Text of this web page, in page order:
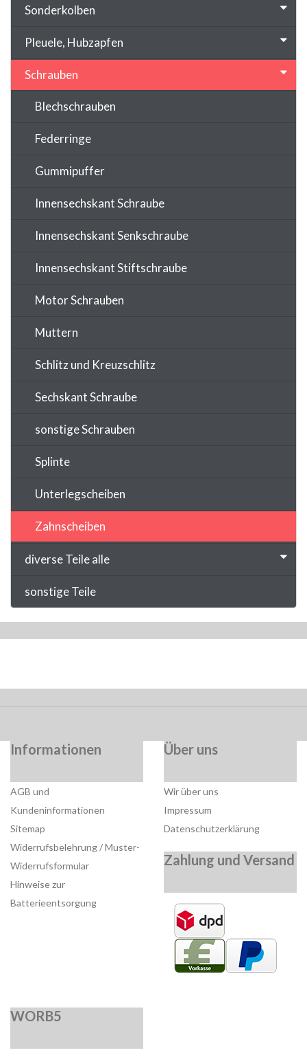
Sonderkolben
Pleuele, Hubzapfen
Schrauben
Blechschrauben
Federringe
Gummipuffer
Innensechskant Schraube
Innensechskant Senkschraube
Innensechskant Stiftschraube
Motor Schrauben
Muttern
Schlitz und Kreuzschlitz
Sechskant Schraube
sonstige Schrauben
Splinte
Unterlegscheiben
Zahnscheiben
diverse Teile alle
sonstige Teile
Informationen
AGB und
Kundeninformationen
Sitemap
Widerrufsbelehrung / Muster-
Widerrufsformular
Hinweise zur
Batterieentsorgung
Über uns
Wir über uns
Impressum
Datenschutzerklärung
Zahlung und Versand
WORB5